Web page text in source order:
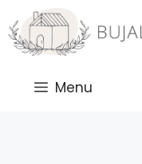
Saltar
al
contenido
Menu